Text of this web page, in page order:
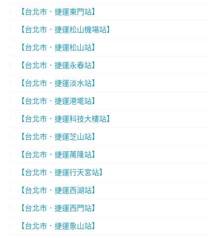
【台北市．捷運東門站】
【台北市．捷運松山機場站】
【台北市．捷運松山站】
【台北市．捷運永春站】
【台北市．捷運淡水站】
【台北市．捷運港墘站】
【台北市．捷運科技大樓站】
【台北市．捷運芝山站】
【台北市．捷運萬隆站】
【台北市．捷運行天宮站】
【台北市．捷運西湖站】
【台北市．捷運西門站】
【台北市．捷運象山站】